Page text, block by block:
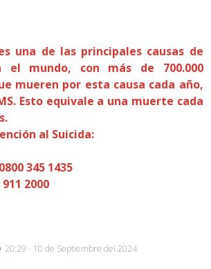
una de las principales causas de
el mundo, con más de 700.000
mueren por esta causa cada año,
Esto equivale a una muerte cada
al Suicida:
345 1435
2000
20:29 - 10 de Septiembre del 2024